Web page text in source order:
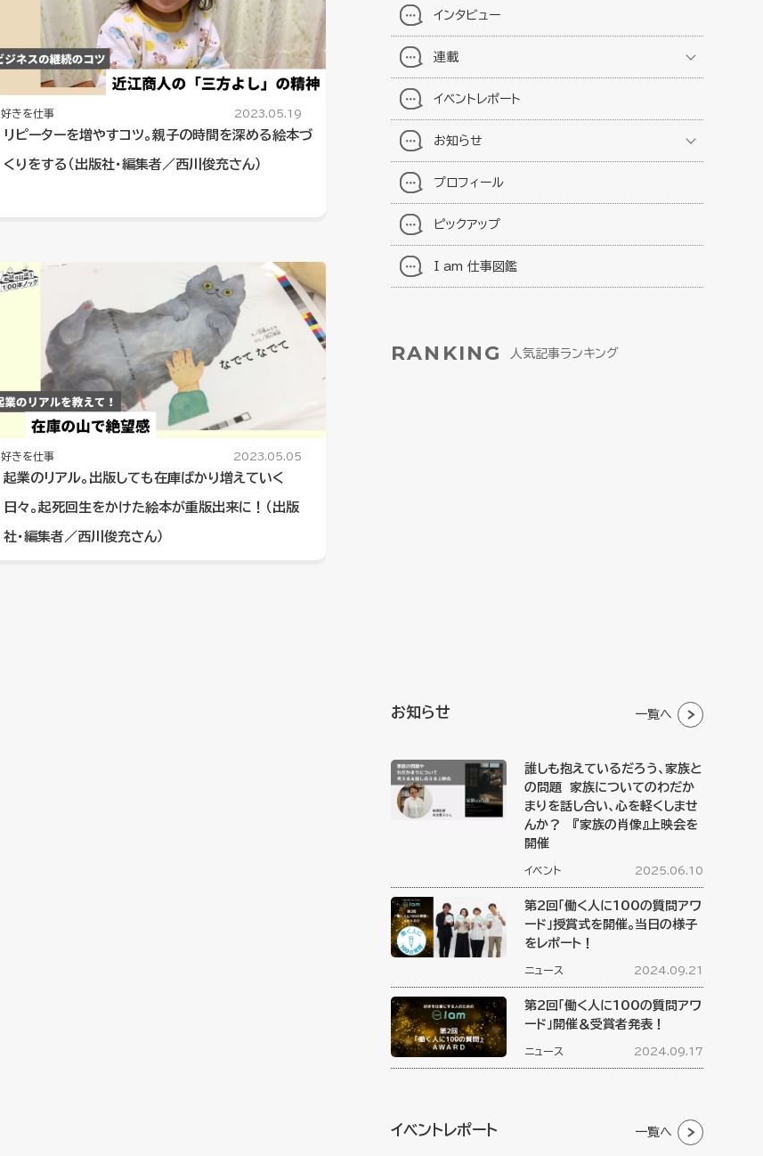
好きを仕事 2023.05.19
リピーターを増やすコツ。親子の時間を深める絵本づ
くりをする（出版社・編集者／西川俊充さん）
好きを仕事 2023.05.05
起業のリアル。出版しても在庫ばかり増えていく
日々。起死回生をかけた絵本が重版出来に！（出版
社・編集者／西川俊充さん）
インタビュー
連載
イベントレポート
お知らせ
プロフィール
ピックアップ
I am 仕事図鑑
RANKING 人気記事ランキング
お知らせ 一覧へ
誰しも抱えているだろう、家族と
の問題 家族についてのわだか
まりを話し合い、心を軽くしませ
んか？ 『家族の肖像』上映会を
開催
イベント 2025.06.10
第2回「働く人に100の質問アワ
ード」授賞式を開催。当日の様子
をレポート！
ニュース 2024.09.21
第2回「働く人に100の質問アワ
ード」開催＆受賞者発表！
ニュース 2024.09.17
イベントレポート 一覧へ